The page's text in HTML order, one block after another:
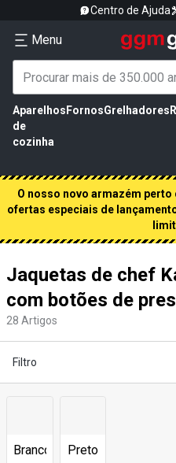
Centro de Ajuda
Menu
Aparelhos
de
cozinha
FornosGrelhadores
O nosso novo armazém
ofertas especiais de
Jaquetas de chef
com botões de
28 Artigos
Filtro
Branco Preto